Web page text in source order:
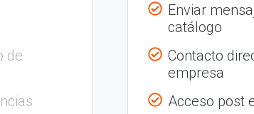
de
Enviar
catálogo
Contacto
empresa
Acceso post